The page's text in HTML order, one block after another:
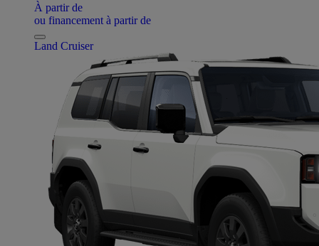
À partir de
ou financement à partir de
Land Cruiser